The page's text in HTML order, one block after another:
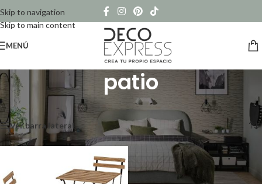
Skip to navigation
Skip to main content
MENÚ
patio
Inicio/ Productos etiquetados “patio” Mostrando el único resultado
Ver barra lateral